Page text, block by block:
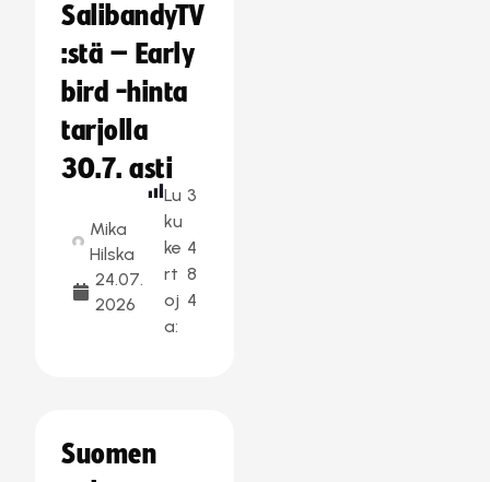
SalibandyTV
:stä – Early
bird -hinta
tarjolla
30.7. asti
Mika
Hilska
24.07.
2026
Lu
ku
ke
rt
oj
a:
3
4
8
4
Suomen